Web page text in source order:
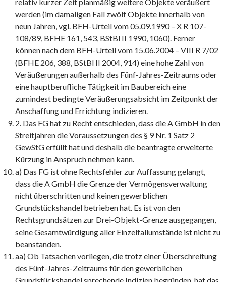
werden (im damaligen Fall zwölf Objekte innerhalb von
neun Jahren, vgl. BFH-Urteil vom 05.09.1990 – X R 107-
108/89, BFHE 161, 543, BStBl II 1990, 1060). Ferner
können nach dem BFH-Urteil vom 15.06.2004 – VIII R 7/02
(BFHE 206, 388, BStBl II 2004, 914) eine hohe Zahl von
Veräußerungen außerhalb des Fünf-Jahres-Zeitraums oder
eine hauptberufliche Tätigkeit im Baubereich eine
zumindest bedingte Veräußerungsabsicht im Zeitpunkt der
Anschaffung und Errichtung indizieren.
2. Das FG hat zu Recht entschieden, dass die A GmbH in den
Streitjahren die Voraussetzungen des § 9 Nr. 1 Satz 2
GewStG erfüllt hat und deshalb die beantragte erweiterte
Kürzung in Anspruch nehmen kann.
a) Das FG ist ohne Rechtsfehler zur Auffassung gelangt,
dass die A GmbH die Grenze der Vermögensverwaltung
nicht überschritten und keinen gewerblichen
Grundstückshandel betrieben hat. Es ist von den
Rechtsgrundsätzen zur Drei-Objekt-Grenze ausgegangen,
seine Gesamtwürdigung aller Einzelfallumstände ist nicht zu
beanstanden.
aa) Ob Tatsachen vorliegen, die trotz einer Überschreitung
des Fünf-Jahres-Zeitraums für den gewerblichen
Grundstückshandel sprechende Indizien begründen, hat das